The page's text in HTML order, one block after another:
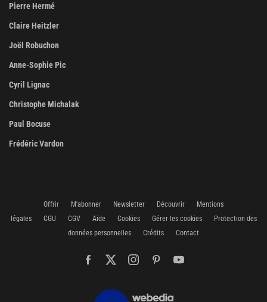
Pierre Hermé
Claire Heitzler
Joël Robuchon
Anne-Sophie Pic
Cyril Lignac
Christophe Michalak
Paul Bocuse
Frédéric Vardon
Offrir M'abonner Newsletter Découvrir
Mentions
légales
CGU CGV Aide Cookies Gérer les cookies
Protection des
données personnelles
Crédits Contact